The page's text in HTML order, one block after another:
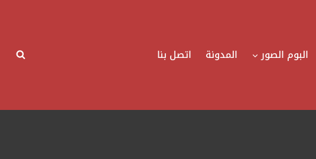
البوم الصور المدونة اتصل بنا